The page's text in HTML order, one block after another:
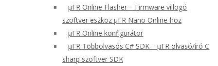
μFR Online Flasher – Firmware villogó
szoftver eszköz μFR Nano Online-hoz
μFR Online konfigurátor
μFR Többolvasós C# SDK – μFR olvasó/író C
sharp szoftver SDK